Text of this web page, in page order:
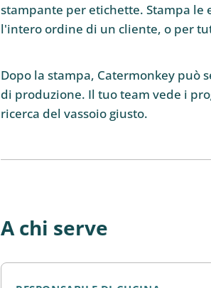
stampante per etichette. Stampa
l'intero ordine di un cliente, o per
Dopo la stampa, Catermonkey può
di produzione. Il tuo team vede i
ricerca del vassoio giusto.
A chi serve